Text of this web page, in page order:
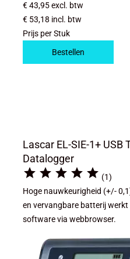
€ 43,95excl. btw
€ 53,18 incl. btw
Prijs per Stuk
Bestellen
Lascar EL-SIE-1+ USB
Datalogger
     (1)
Hoge nauwkeurigheid (+/-
en vervangbare batterij werkt
software via webbrowser.